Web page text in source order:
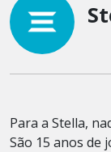
Para a Stella,
São 15 anos de